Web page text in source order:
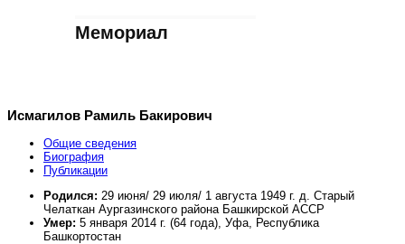
Мемориал
Исмагилов Рамиль Бакирович
Общие сведения
Биография
Публикации
Родился: 29 июня/ 29 июля/ 1 августа 1949 г. д. Старый
Челаткан Аургазинского района Башкирской АССР
Умер: 5 января 2014 г. (64 года), Уфа, Республика
Башкортостан